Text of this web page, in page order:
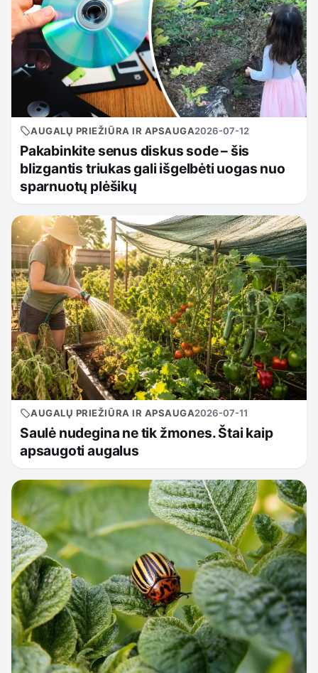
AUGALŲ PRIEŽIŪRA IR APSAUGA2026-07-12
Pakabinkite senus diskus sode – šis
blizgantis triukas gali išgelbėti uogas nuo
sparnuotų plėšikų
AUGALŲ PRIEŽIŪRA IR APSAUGA2026-07-11
Saulė nudegina ne tik žmones. Štai kaip
apsaugoti augalus